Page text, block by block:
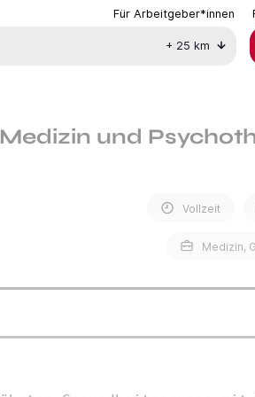
Für Arbeitgeber*innen
+ 25 km
und
Vollzeit
Medizin,